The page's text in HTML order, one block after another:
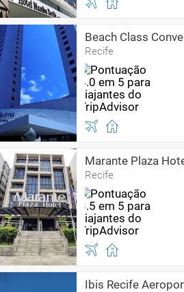
Beach Class
Recife
Marante Plaza
Recife
Ibis Recife